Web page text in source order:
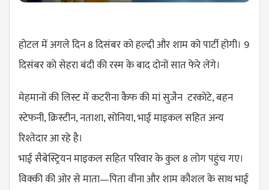
होटल में अगले दिन 8 दिसंबर को हल्दी और शाम को पार्टी होगी। 9
दिसंबर को सेहरा बंदी की रस्म के बाद दोनों सात फेरे लेंगे।
मेहमानों की लिस्ट में कटरीना कैफ की मां सुजैन टरकोटे, बहन
स्टेफनी, क्रिस्टीन, नताशा, सोनिया, भाई माइकल सहित अन्य
रिश्तेदार आ रहे है।
भाई सैबेस्ट्रियन माइकल सहित परिवार के कुल 8 लोग पहुंच गए।
विक्की की ओर से माता—पिता वीना और शाम कौशल के साथ भाई